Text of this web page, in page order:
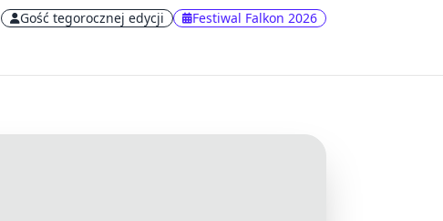
Gość tegorocznej edycji Festiwal Falkon 2026